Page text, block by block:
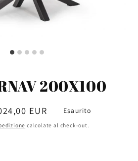
200X100
EUR Esaurito
calcolate al check-out.